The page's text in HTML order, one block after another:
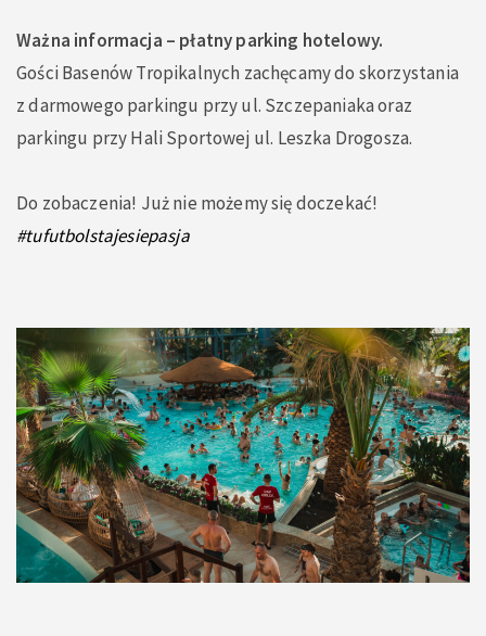
Ważna informacja – płatny parking hotelowy.
Gości Basenów Tropikalnych zachęcamy do skorzystania
z darmowego parkingu przy ul. Szczepaniaka oraz
parkingu przy Hali Sportowej ul. Leszka Drogosza.
Do zobaczenia! Już nie możemy się doczekać!
#tufutbolstajesiepasja